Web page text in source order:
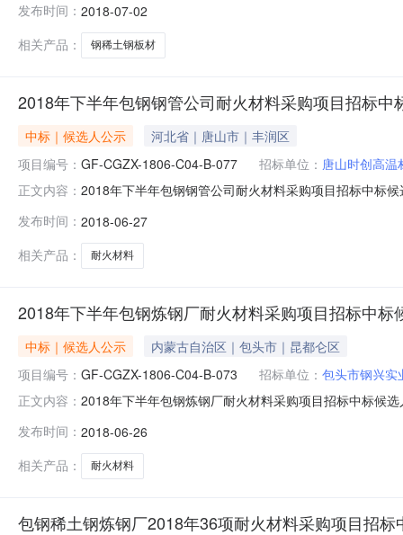
年7月4日6.评标结果该项目采用经评审的最低投标价法
发布时间： 2018-07-02
相关产品：
钢稀土钢板材
2018年下半年包钢钢管公司耐火材料采购项目招标中
中标｜候选人公示
河北省｜唐山市｜丰润区
项目编号： GF-CGZX-1806-C04-B-077 招标单位： 唐山时创高
正文内容： 2018年下半年包钢钢管公司耐火材料采购项目招标中标
审的最低投标价法，评标委员会推荐中标候选人名单如
发布时间： 2018-06-27
相关产品：
耐火材料
2018年下半年包钢炼钢厂耐火材料采购项目招标中标
中标｜候选人公示
内蒙古自治区｜包头市｜昆都仑区
项目编号： GF-CGZX-1806-C04-B-073 招标单位： 包头市钢兴实
正文内容： 2018年下半年包钢炼钢厂耐火材料采购项目招标中标候
最低投标价法，评标委员会推荐中标候选人名单如下，
发布时间： 2018-06-26
相关产品：
耐火材料
包钢稀土钢炼钢厂2018年36项耐火材料采购项目招标